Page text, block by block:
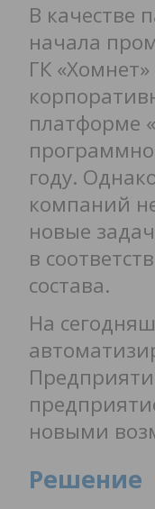
В качестве
начала
ГК
платформе
году.
компаний
новые
в
состава.
На
новыми
Решение